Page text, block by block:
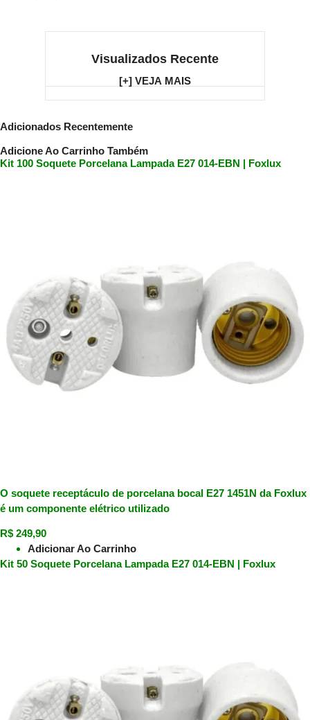
Visualizados Recente
[+] VEJA MAIS
Adicionados Recentemente
Adicione Ao Carrinho Também
Kit 100 Soquete Porcelana Lampada E27 014-EBN | Foxlux
O soquete receptáculo de porcelana bocal E27 1451N da Foxlux
é um componente elétrico utilizado
R$ 249,90
Adicionar Ao Carrinho
Kit 50 Soquete Porcelana Lampada E27 014-EBN | Foxlux